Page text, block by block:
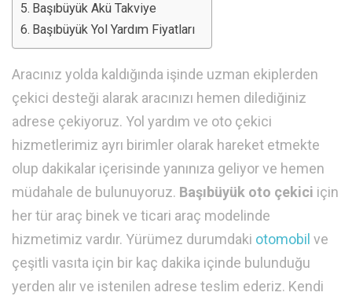
Başıbüyük Akü Takviye
Başıbüyük Yol Yardım Fiyatları
Aracınız yolda kaldığında işinde uzman ekiplerden
çekici desteği alarak aracınızı hemen dilediğiniz
adrese çekiyoruz. Yol yardım ve oto çekici
hizmetlerimiz ayrı birimler olarak hareket etmekte
olup dakikalar içerisinde yanınıza geliyor ve hemen
müdahale de bulunuyoruz. Başıbüyük oto çekici için
her tür araç binek ve ticari araç modelinde
hizmetimiz vardır. Yürümez durumdaki otomobil ve
çeşitli vasıta için bir kaç dakika içinde bulunduğu
yerden alır ve istenilen adrese teslim ederiz. Kendi